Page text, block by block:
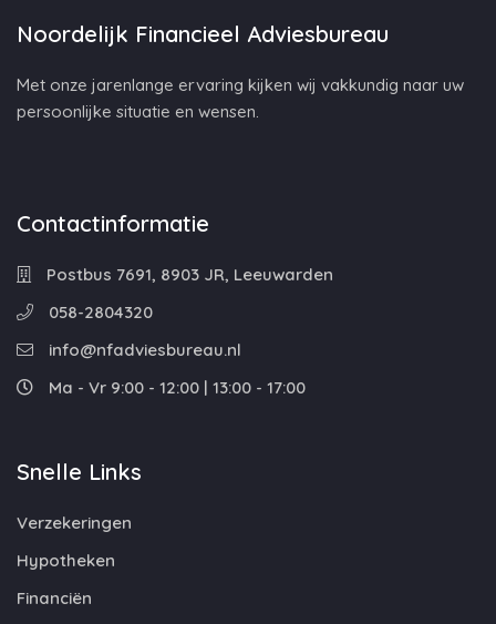
Noordelijk Financieel Adviesbureau
Met onze jarenlange ervaring kijken wij vakkundig naar uw
persoonlijke situatie en wensen.
Contactinformatie
Postbus 7691, 8903 JR, Leeuwarden
058-2804320
info@nfadviesbureau.nl
Ma - Vr 9:00 - 12:00 | 13:00 - 17:00
Snelle Links
Verzekeringen
Hypotheken
Financiën